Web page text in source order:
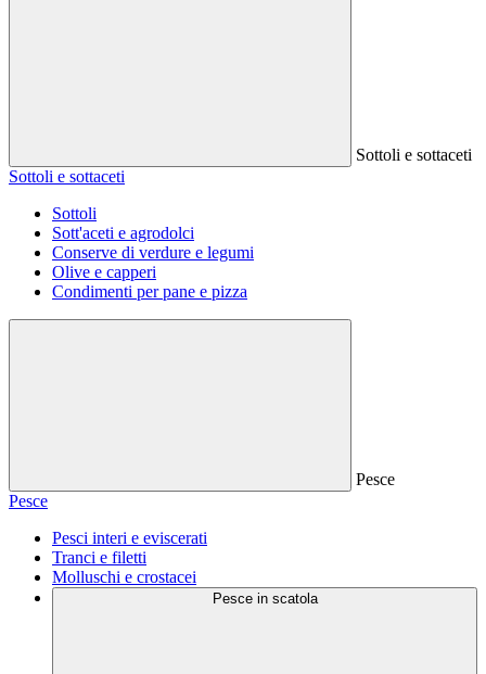
Sottoli e sottaceti
Sottoli e sottaceti
Sottoli
Sott'aceti e agrodolci
Conserve di verdure e legumi
Olive e capperi
Condimenti per pane e pizza
Pesce
Pesce
Pesci interi e eviscerati
Tranci e filetti
Molluschi e crostacei
Pesce in scatola